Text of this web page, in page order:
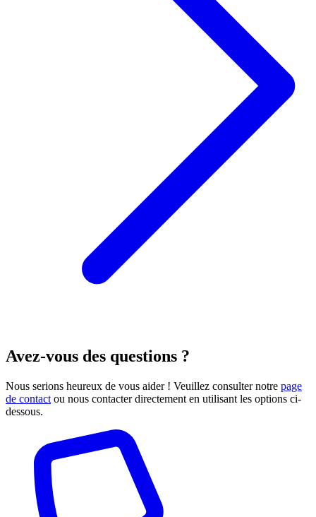
Avez-vous des questions ?
Nous serions heureux de vous aider ! Veuillez consulter notre page
de contact ou nous contacter directement en utilisant les options ci-
dessous.